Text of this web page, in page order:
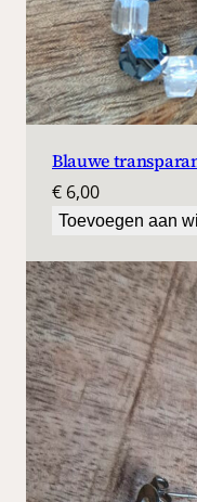
Blauwe
€ 6,00
Toevoegen aan